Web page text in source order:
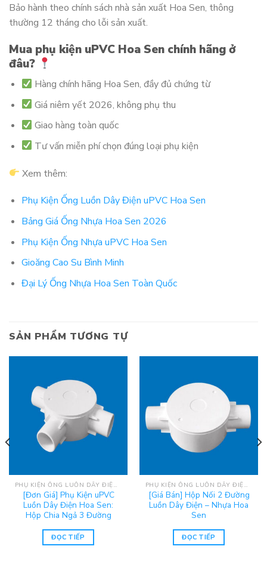
Bảo hành theo chính sách nhà sản xuất Hoa Sen, thông
thường 12 tháng cho lỗi sản xuất.
Mua phụ kiện uPVC Hoa Sen chính hãng ở
đâu?
Hàng chính hãng Hoa Sen, đầy đủ chứng từ
Giá niêm yết 2026, không phụ thu
Giao hàng toàn quốc
Tư vấn miễn phí chọn đúng loại phụ kiện
Xem thêm:
Phụ Kiện Ống Luồn Dây Điện uPVC Hoa Sen
Bảng Giá Ống Nhựa Hoa Sen 2026
Phụ Kiện Ống Nhựa uPVC Hoa Sen
Gioăng Cao Su Bình Minh
Đại Lý Ống Nhựa Hoa Sen Toàn Quốc
SẢN PHẨM TƯƠNG TỰ
PHỤ KIỆN ỐNG LUỒN DÂY ĐIỆN UPVC HOA SEN
[Đơn Giá] Phụ Kiện uPVC
Luồn Dây Điện Hoa Sen:
Hộp Chia Ngả 3 Đường
ĐỌC TIẾP
PHỤ KIỆN ỐNG LUỒN DÂY ĐIỆN UPVC HOA SEN
[Giá Bán] Hộp Nối 2 Đường
Luồn Dây Điện – Nhựa Hoa
Sen
ĐỌC TIẾP